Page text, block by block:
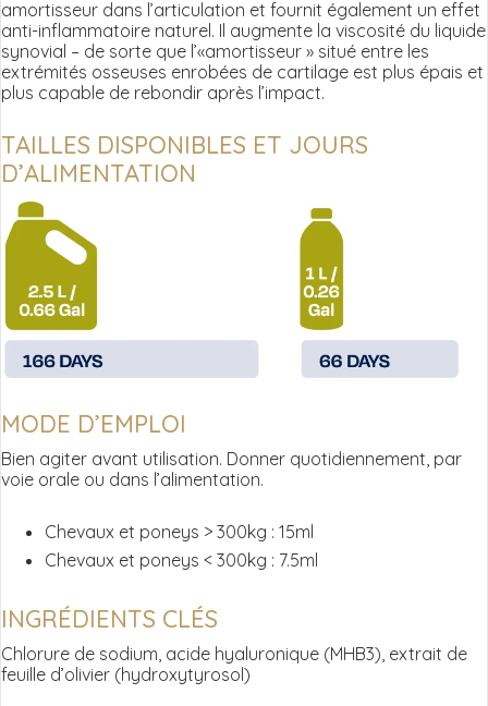
amortisseur dans l’articulation et fournit également un effet
anti-inflammatoire naturel. Il augmente la viscosité du liquide
synovial – de sorte que l’«amortisseur » situé entre les
extrémités osseuses enrobées de cartilage est plus épais et
plus capable de rebondir après l’impact.
TAILLES DISPONIBLES ET JOURS
D’ALIMENTATION
MODE D’EMPLOI
Bien agiter avant utilisation. Donner quotidiennement, par
voie orale ou dans l’alimentation.
Chevaux et poneys > 300kg : 15ml
Chevaux et poneys < 300kg : 7.5ml
INGRÉDIENTS CLÉS
Chlorure de sodium, acide hyaluronique (MHB3), extrait de
feuille d’olivier (hydroxytyrosol)